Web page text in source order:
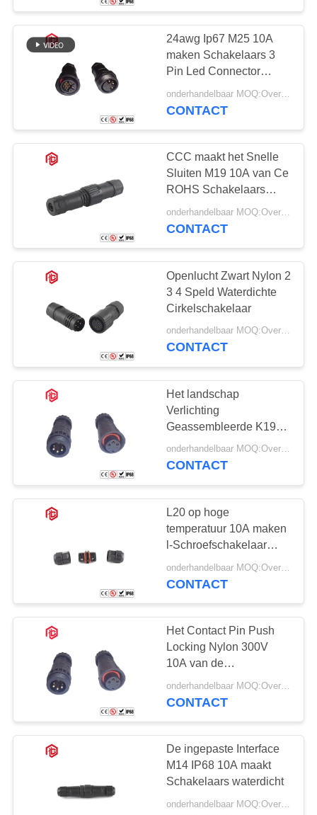
E27 Lamphouder
Waterdichte
Mannelijke
Vrouwelijke
Schakelaar
Waterdichte
Kabelschakelaar
96
Het waterdichte
Comité zet
Schakelaar op
49
Multi Waterdichte
Speldschakelaars
36
24awg Ip67 M25 10A
maken Schakelaars 3
Pin Led Connector
waterdicht
CONTACT
CCC maakt het Snelle
Sluiten M19 10A van Ce
ROHS Schakelaars
waterdicht
onderhandelbaar MOQ:Overeen te komen
CONTACT
Openlucht Zwart Nylon 2
3 4 Speld Waterdichte
Cirkelschakelaar
onderhandelbaar MOQ:Overeen te komen
CONTACT
Het landschap
Verlichting
Geassembleerde K19
10A maakt Schakelaars
waterdicht
onderhandelbaar MOQ:Overeen te komen
CONTACT
L20 op hoge
temperatuur 10A maken
l-Schroefschakelaar
waterdicht
CONTACT
Het Contact Pin Push
Locking Nylon 300V
10A van de
koperlegering maakt
Schakelaars waterdicht
onderhandelbaar MOQ:Overeen te komen
CONTACT
De ingepaste Interface
M14 IP68 10A maakt
Schakelaars waterdicht
onderhandelbaar MOQ:Overeen te komen